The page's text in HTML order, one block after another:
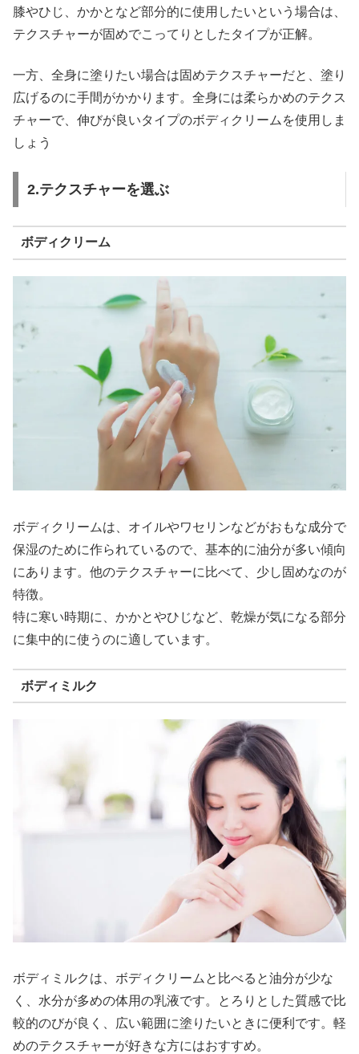
膝やひじ、かかとなど部分的に使用したいという場合は、
テクスチャーが固めでこってりとしたタイプが正解。
一方、全身に塗りたい場合は固めテクスチャーだと、塗り
広げるのに手間がかかります。全身には柔らかめのテクス
チャーで、伸びが良いタイプのボディクリームを使用しま
しょう
2.テクスチャーを選ぶ
ボディクリーム
ボディクリームは、オイルやワセリンなどがおもな成分で
保湿のために作られているので、基本的に油分が多い傾向
にあります。他のテクスチャーに比べて、少し固めなのが
特徴。
特に寒い時期に、かかとやひじなど、乾燥が気になる部分
に集中的に使うのに適しています。
ボディミルク
ボディミルクは、ボディクリームと比べると油分が少な
く、水分が多めの体用の乳液です。とろりとした質感で比
較的のびが良く、広い範囲に塗りたいときに便利です。軽
めのテクスチャーが好きな方にはおすすめ。